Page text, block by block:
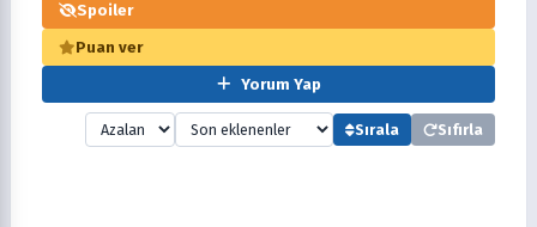
Spoiler
Puan ver
Yorum Yap
Sırala Sıfırla